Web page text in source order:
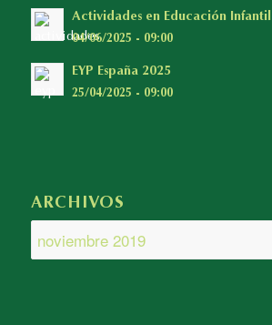
Actividades en Educación Infantil
04/06/2025 - 09:00
EYP España 2025
25/04/2025 - 09:00
ARCHIVOS